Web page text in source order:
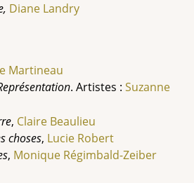
Diane Landry
Martineau
. Artistes : Suzanne
, Claire Beaulieu
choses, Lucie Robert
, Monique Régimbald-Zeiber